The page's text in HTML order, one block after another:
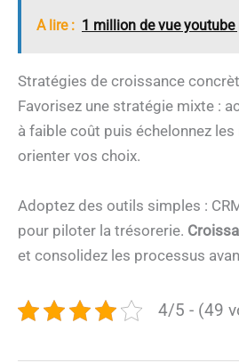
A lire : 1 million de vue
Stratégies de croissance
Favorisez une stratégie mixte :
à faible coût puis échelonnez
orienter vos choix.
Adoptez des outils simples :
pour piloter la trésorerie.
et consolidez les processus
4/5 - (49